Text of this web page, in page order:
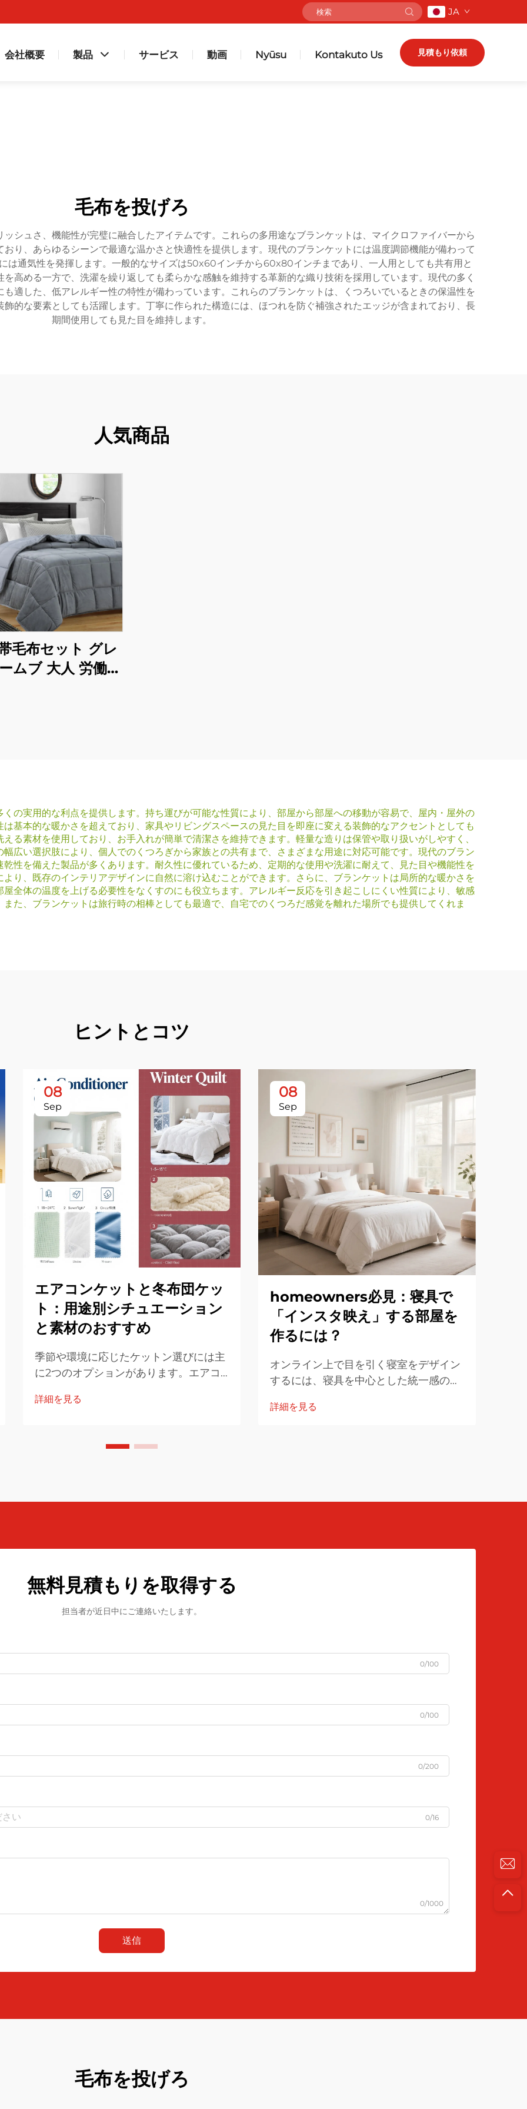
JA
会社概要 製品 サービス 動画 Nyūsu Kontakuto Us 見積もり依頼
毛布を投げろ
シュさ、機能性が完璧に融合したアイテムです。これらの多用途なブランケットは、マイクロファイバーから
り、あらゆるシーンで最適な温かさと快適性を提供します。現代のブランケットには温度調節機能が備わって
は通気性を発揮します。一般的なサイズは50x60インチから60x80インチまであり、一人用としても共有用と
高める一方で、洗濯を繰り返しても柔らかな感触を維持する革新的な織り技術を採用しています。現代の多く
適した、低アレルギー性の特性が備わっています。これらのブランケットは、くつろいでいるときの保温性を
的な要素としても活躍します。丁寧に作られた構造には、ほつれを防ぐ補強されたエッジが含まれており、長
期間使用しても見た目を維持します。
人気商品
毛布セット グレ
ムブ 大人 労働療
の実用的な利点を提供します。持ち運びが可能な性質により、部屋から部屋への移動が容易で、屋内・屋外の
基本的な暖かさを超えており、家具やリビングスペースの見た目を即座に変える装飾的なアクセントとしても
る素材を使用しており、お手入れが簡単で清潔さを維持できます。軽量な造りは保管や取り扱いがしやすく、
広い選択肢により、個人でのくつろぎから家族との共有まで、さまざまな用途に対応可能です。現代のブラン
性を備えた製品が多くあります。耐久性に優れているため、定期的な使用や洗濯に耐えて、見た目や機能性を
り、既存のインテリアデザインに自然に溶け込むことができます。さらに、ブランケットは局所的な暖かさを
全体の温度を上げる必要性をなくすのにも役立ちます。アレルギー反応を引き起こしにくい性質により、敏感
た、ブランケットは旅行時の相棒としても最適で、自宅でのくつろだ感覚を離れた場所でも提供してくれま
ヒントとコツ
08
Sep
エアコンケットと冬布団ケッ
ト：用途別シチュエーション
と素材のおすすめ
季節や環境に応じたケットン選びには主
に2つのオプションがあります。エアコ
や暑さの多い室内に適した設計、冬用ケ
れぞれの用途に応じた最適な素材と使用
詳細を見る
08
Sep
homeowners必見：寝具で
「インスタ映え」する部屋を
作るには？
オンライン上で目を引く寝室をデザイン
するには、寝具を中心とした統一感のあ
す。実用的なステップバイステップのガ
詳細を見る
無料見積もりを取得する
担当者が近日中にご連絡いたします。
0/100
0/100
0/200
0/16
0/1000
送信
毛布を投げろ